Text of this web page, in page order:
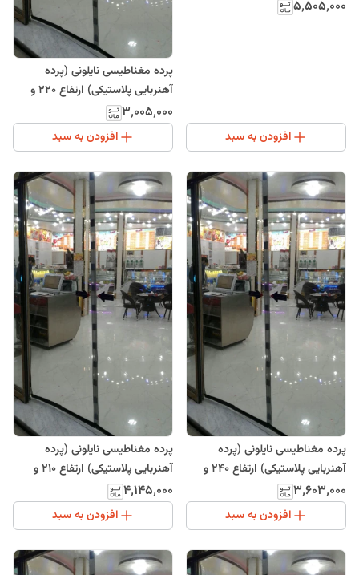
(ارسال رایگان)
۵٬۵۰۵٬۰۰۰
افزودن به سبد
پرده مغناطیسی نایلونی (پرده
آهنربایی پلاستیکی) ارتفاع 220 و
عرض 105
۳٬۰۰۵٬۰۰۰
افزودن به سبد
پرده مغناطیسی نایلونی (پرده
آهنربایی پلاستیکی) ارتفاع 240 و
عرض 155
۳٬۶۰۳٬۰۰۰
افزودن به سبد
پرده مغناطیسی نایلونی (پرده
آهنربایی پلاستیکی) ارتفاع 210 و
عرض 200
۴٬۱۴۵٬۰۰۰
افزودن به سبد